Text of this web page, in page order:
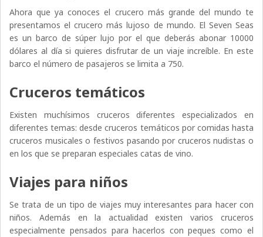
Ahora que ya conoces el crucero más grande del mundo te
presentamos el crucero más lujoso de mundo. El Seven Seas
es un barco de súper lujo por el que deberás abonar 10000
dólares al día si quieres disfrutar de un viaje increíble. En este
barco el número de pasajeros se limita a 750.
Cruceros temáticos
Existen muchísimos cruceros diferentes especializados en
diferentes temas: desde cruceros temáticos por comidas hasta
cruceros musicales o festivos pasando por cruceros nudistas o
en los que se preparan especiales catas de vino.
Viajes para niños
Se trata de un tipo de viajes muy interesantes para hacer con
niños. Además en la actualidad existen varios cruceros
especialmente pensados para hacerlos con peques como el